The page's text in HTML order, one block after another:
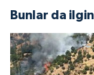
Bunlar da